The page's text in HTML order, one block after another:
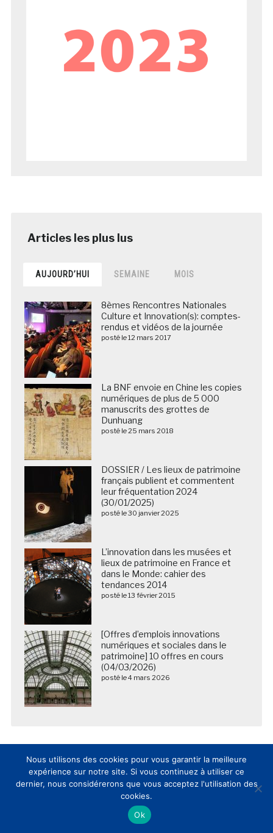
AUJOURD’HUI SEMAINE MOIS
8èmes Rencontres Nationales
Culture et Innovation(s): comptes-
rendus et vidéos de la journée
posté le 12 mars 2017
La BNF envoie en Chine les copies
numériques de plus de 5 000
manuscrits des grottes de
Dunhuang
posté le 25 mars 2018
DOSSIER / Les lieux de patrimoine
français publient et commentent
leur fréquentation 2024
(30/01/2025)
posté le 30 janvier 2025
L’innovation dans les musées et
lieux de patrimoine en France et
dans le Monde: cahier des
tendances 2014
posté le 13 février 2015
[Offres d’emplois innovations
numériques et sociales dans le
patrimoine] 10 offres en cours
(04/03/2026)
posté le 4 mars 2026
Nous suivre sur les réseaux sociaux
Nous utilisons des cookies pour vous garantir la meilleure
expérience sur notre site. Si vous continuez à utiliser ce
dernier, nous considérerons que vous acceptez l'utilisation des
cookies.
Ok